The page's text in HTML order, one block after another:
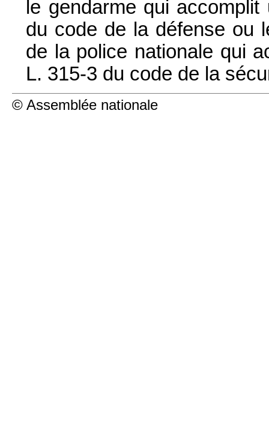
le gendarme qui
du code de la défense ou
de la police nationale qui
L. 315-3 du code de la
© Assemblée nationale